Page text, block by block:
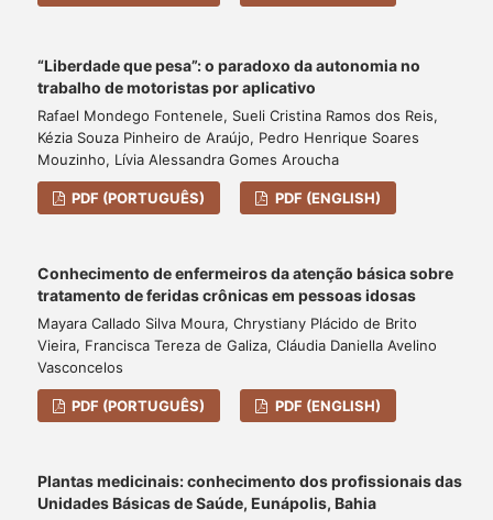
“Liberdade que pesa”: o paradoxo da autonomia no
trabalho de motoristas por aplicativo
Rafael Mondego Fontenele, Sueli Cristina Ramos dos Reis,
Kézia Souza Pinheiro de Araújo, Pedro Henrique Soares
Mouzinho, Lívia Alessandra Gomes Aroucha
PDF (PORTUGUÊS) PDF (ENGLISH)
Conhecimento de enfermeiros da atenção básica sobre
tratamento de feridas crônicas em pessoas idosas
Mayara Callado Silva Moura, Chrystiany Plácido de Brito
Vieira, Francisca Tereza de Galiza, Cláudia Daniella Avelino
Vasconcelos
PDF (PORTUGUÊS) PDF (ENGLISH)
Plantas medicinais: conhecimento dos profissionais das
Unidades Básicas de Saúde, Eunápolis, Bahia